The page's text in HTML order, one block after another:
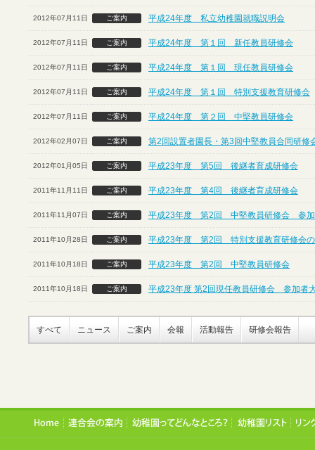
2012年07月11日 ご案内 平成24年度 私立幼稚園就職説明会
2012年07月11日 ご案内 平成24年度 第１回 新任教員研修会
2012年07月11日 ご案内 平成24年度 第１回 現任教員研修会
2012年07月11日 ご案内 平成24年度 第１回 特別支援教育研修会
2012年07月11日 ご案内 平成24年度 第２回 中堅教員研修会
2012年02月07日 ご案内 第2回設置者園長・第3回中堅教員合同研修
2012年01月05日 ご案内 平成23年度 第5回 後継者育成研修会
2011年11月11日 ご案内 平成23年度 第4回 後継者育成研修会
2011年11月07日 ご案内 平成23年度 第2回 中堅教員研修会 参加
2011年10月28日 ご案内 平成23年度 第2回 特別支援教育研修会
2011年10月18日 ご案内 平成23年度 第2回 中堅教員研修会
2011年10月18日 ご案内 平成23年度 第2回現任教員研修会 参加者
すべて ニュース ご案内 会報 活動報告 研修会報告